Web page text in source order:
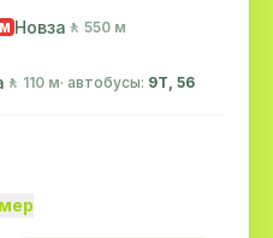
M Новза 🚶 550 м
🚶 110 м· автобусы: 9Т, 56